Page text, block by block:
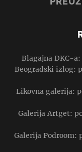
Blagajna DKC-a:
Beogradski izlog:
Likovna galerija:
Galerija Artget:
Galerija Podroom: